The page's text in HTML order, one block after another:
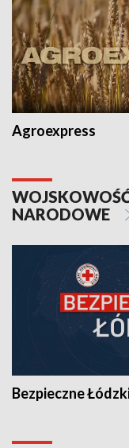
Agroexpress
NARODOWE
Bezpieczne